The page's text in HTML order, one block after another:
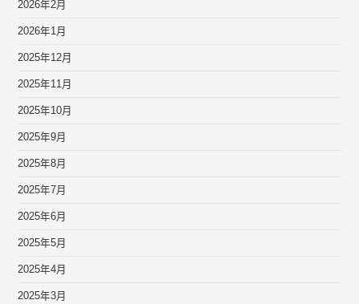
2026年2月
2026年1月
2025年12月
2025年11月
2025年10月
2025年9月
2025年8月
2025年7月
2025年6月
2025年5月
2025年4月
2025年3月